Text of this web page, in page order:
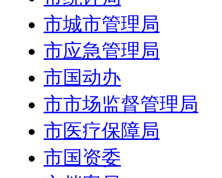
市城市管理局
市应急管理局
市国动办
市市场监督管理局
市医疗保障局
市国资委